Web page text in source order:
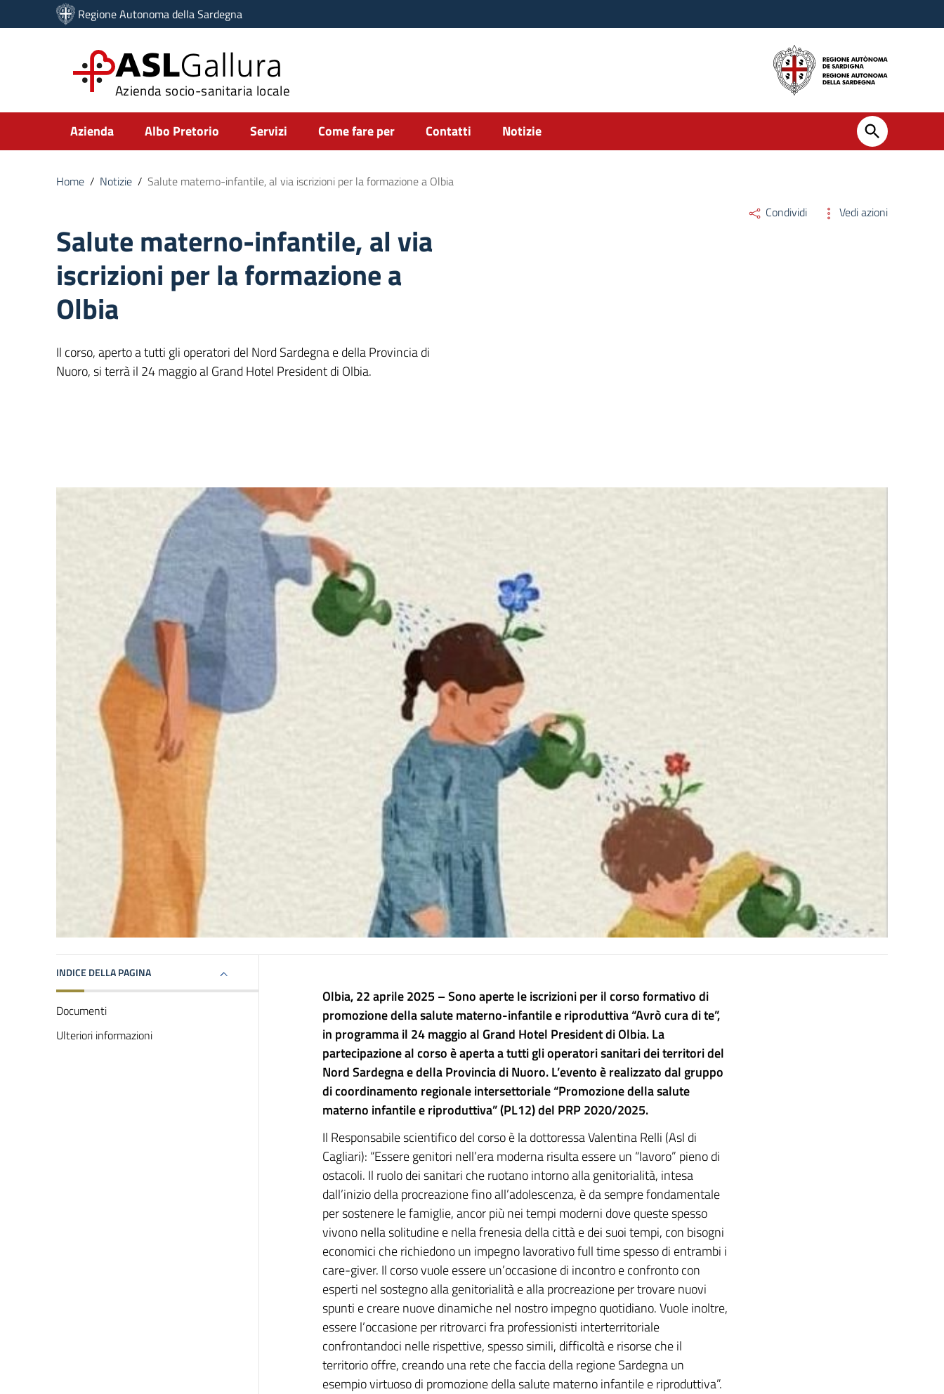
Vai ai contenuti
Vai al menu di navigazione
Regione Autonoma della Sardegna
ASLGallura
Azienda socio-sanitaria locale
Submenu
Azienda Albo Pretorio Servizi Come fare per Contatti Notizie
Home / Notizie / Salute materno-infantile, al via iscrizioni per la formazione a Olbia
Salute materno-infantile, al via
iscrizioni per la formazione a
Olbia
Il corso, aperto a tutti gli operatori del Nord Sardegna e della Provincia di
Nuoro, si terrà il 24 maggio al Grand Hotel President di Olbia.
Condividi Vedi azioni
INDICE DELLA PAGINA
Documenti
Ulteriori informazioni
Olbia, 22 aprile 2025 –Sono aperte le iscrizioni per il corso formativo di
promozione della salute materno-infantile e riproduttiva “Avrò cura di te”,
in programma il 24 maggio al Grand Hotel President di Olbia. La
partecipazione al corso è aperta a tutti gli operatori sanitari dei territori del
Nord Sardegna e della Provincia di Nuoro. L’evento è realizzato dal gruppo
di coordinamento regionale intersettoriale “Promozione della salute
materno infantile e riproduttiva” (PL12) del PRP 2020/2025.
Il Responsabile scientifico del corso è la dottoressa Valentina Relli (Asl di
Cagliari): “Essere genitori nell’era moderna risulta essere un “lavoro” pieno di
ostacoli. Il ruolo dei sanitari che ruotano intorno alla genitorialità, intesa
dall’inizio della procreazione fino all’adolescenza, è da sempre fondamentale
per sostenere le famiglie, ancor più nei tempi moderni dove queste spesso
vivono nella solitudine e nella frenesia della città e dei suoi tempi, con bisogni
economici che richiedono un impegno lavorativo full time spesso di entrambi i
care-giver. Il corso vuole essere un’occasione di incontro e confronto con
esperti nel sostegno alla genitorialità e alla procreazione per trovare nuovi
spunti e creare nuove dinamiche nel nostro impegno quotidiano. Vuole inoltre,
essere l’occasione per ritrovarci fra professionisti interterritoriale
confrontandoci nelle rispettive, spesso simili, difficoltà e risorse che il
territorio offre, creando una rete che faccia della regione Sardegna un
esempio virtuoso di promozione della salute materno infantile e riproduttiva”.